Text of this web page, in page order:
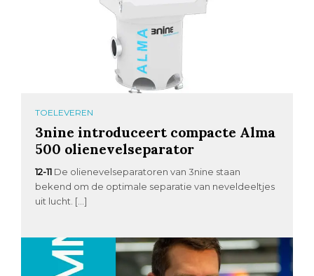
TOELEVEREN
3nine introduceert compacte Alma
500 olienevelseparator
12-11 De olienevelseparatoren van 3nine staan
bekend om de optimale separatie van neveldeeltjes
uit lucht. […]